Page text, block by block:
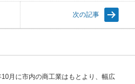
次の記事
月に市内の商工業はもとより、幅広